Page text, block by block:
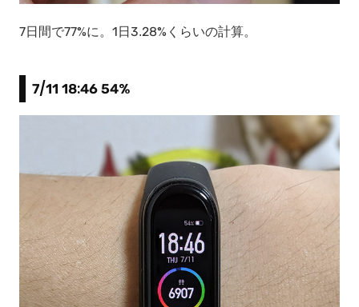
7日間で77%に。1日3.28%くらいの計算。
7/11 18:46 54%